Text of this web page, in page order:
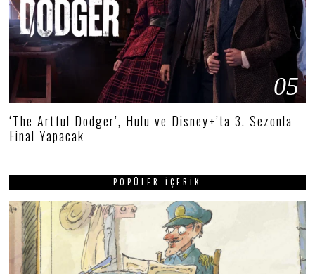
05
‘The Artful Dodger’, Hulu ve Disney+’ta 3. Sezonla
Final Yapacak
POPÜLER İÇERIK